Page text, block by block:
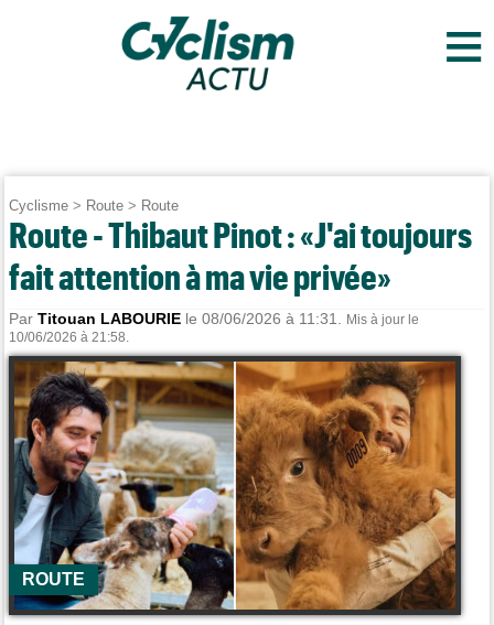
≡
Cyclisme > Route > Route
Route - Thibaut Pinot : «J'ai toujours
fait attention à ma vie privée»
ParTitouan LABOURIE le 08/06/2026 à 11:31.
Mis à jour le
10/06/2026 à 21:58.
ROUTE